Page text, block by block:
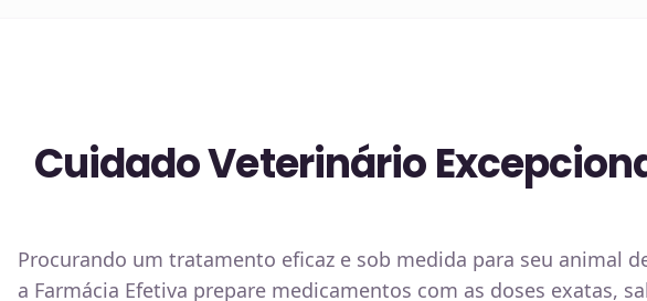
Cuidado Veterinário
Procurando um tratamento eficaz e sob medida para seu animal
a Farmácia Efetiva prepare medicamentos com as doses exatas,